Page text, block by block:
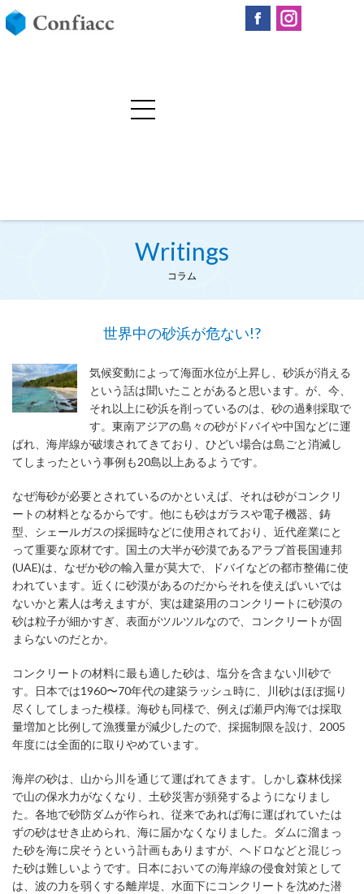
Writings
コラム
世界中の砂浜が危ない!?
気候変動によって海面水位が上昇し、砂浜が消える
という話は聞いたことがあると思います。が、今、
それ以上に砂浜を削っているのは、砂の過剰採取で
す。東南アジアの島々の砂がドバイや中国などに運
ばれ、海岸線が破壊されてきており、ひどい場合は島ごと消滅し
てしまったという事例も20島以上あるようです。
なぜ海砂が必要とされているのかといえば、それは砂がコンクリ
ートの材料となるからです。他にも砂はガラスや電子機器、鋳
型、シェールガスの採掘時などに使用されており、近代産業にと
って重要な原材です。国土の大半が砂漠であるアラブ首長国連邦
(UAE)は、なぜか砂の輸入量が莫大で、ドバイなどの都市整備に使
われています。近くに砂漠があるのだからそれを使えばいいでは
ないかと素人は考えますが、実は建築用のコンクリートに砂漠の
砂は粒子が細かすぎ、表面がツルツルなので、コンクリートが固
まらないのだとか。
コンクリートの材料に最も適した砂は、塩分を含まない川砂で
す。日本では1960〜70年代の建築ラッシュ時に、川砂はほぼ掘り
尽くしてしまった模様。海砂も同様で、例えば瀬戸内海では採取
量増加と比例して漁獲量が減少したので、採掘制限を設け、2005
年度には全面的に取りやめています。
海岸の砂は、山から川を通じて運ばれてきます。しかし森林伐採
で山の保水力がなくなり、土砂災害が頻発するようになりまし
た。各地で砂防ダムが作られ、従来であれば海に運ばれていたは
ずの砂はせき止められ、海に届かなくなりました。ダムに溜まっ
た砂を海に戻そうという計画もありますが、ヘドロなどと混じっ
た砂は難しいようです。日本においての海岸線の侵食対策として
は、波の力を弱くする離岸堤、水面下にコンクリートを沈めた潜